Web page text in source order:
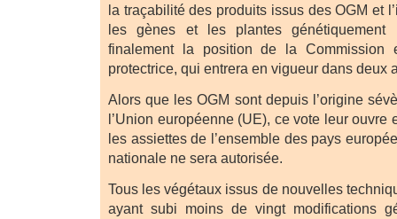
la traçabilité des produits issus des OGM et
les gènes et les plantes génétiquement
finalement la position de la Commission
protectrice, qui entrera en vigueur dans deux
Alors que les OGM sont depuis l’origine
l’Union européenne (UE), ce vote leur ouvre
les assiettes de l’ensemble des pays
nationale ne sera autorisée.
Tous les végétaux issus de nouvelles
ayant subi moins de vingt modifications